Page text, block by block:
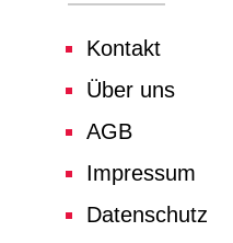
Kontakt
Über uns
AGB
Impressum
Datenschutz